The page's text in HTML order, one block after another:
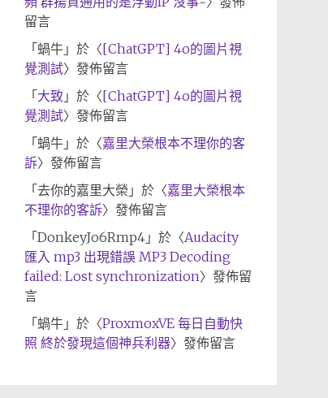
留言
「 蝸牛」於〈[ChatGPT] 4o的圖片視
覺測試〉發佈留言
「 大致 」於〈[ChatGPT] 4o的圖片視
覺測試〉發佈留言
「 蝸牛」於〈嘉里大榮根本不理你的客
訴〉發佈留言
「 去你的嘉里大榮 」於〈嘉里大榮根本
不理你的客訴〉發佈留言
「 DonkeyJo6Rmp4」於〈Audacity
匯入 mp3 出現錯誤 MP3 Decoding
failed: Lost synchronization〉發佈留
言
「 蝸牛」於〈ProxmoxVE 每日自動快
照 終於發現這個神兵利器〉發佈留言